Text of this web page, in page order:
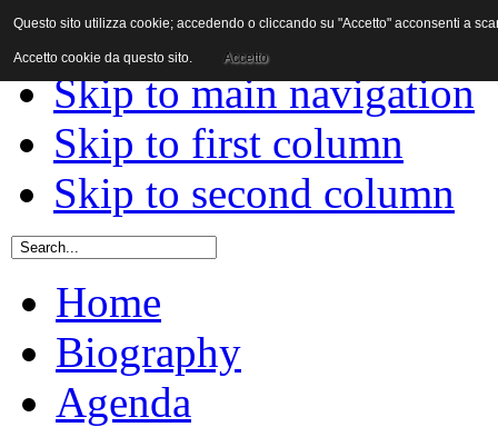
Skip to content
Skip to main navigation
Skip to first column
Skip to second column
Home
Biography
Agenda
Questo sito utilizza cookie; accedendo o cliccando su "Accetto" acconsenti a
Accetto cookie da questo sito. Accetto